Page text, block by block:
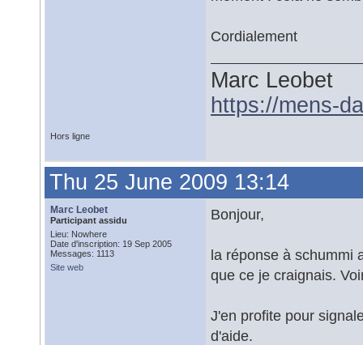
Cordialement
Marc Leobet
https://mens-
Hors ligne
Thu 25 June 2009 13:14
Marc Leobet
Participant assidu
Lieu: Nowhere
Date d'inscription: 19 Sep 2005
Messages: 1113
Site web
Bonjour,
la réponse à schummi
que ce je craignais.
J'en profite pour
d'aide.